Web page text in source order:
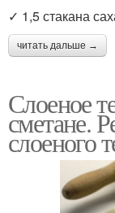
✓ 1,5 стакана
читать дальше →
Слоеное
сметане.
слоеного